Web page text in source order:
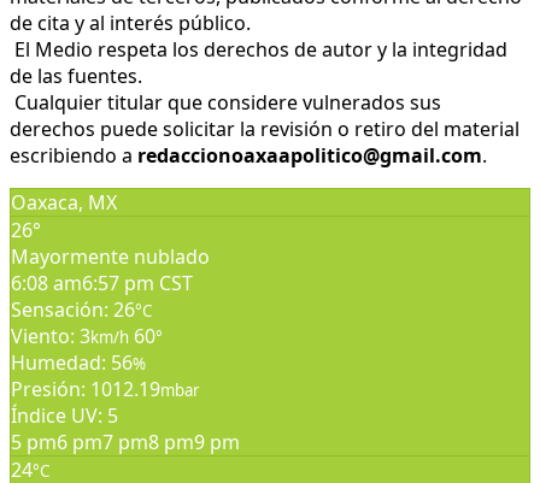
de cita y al interés público.
El Medio respeta los derechos de autor y la integridad
de las fuentes.
Cualquier titular que considere vulnerados sus
derechos puede solicitar la revisión o retiro del material
escribiendo a redaccionoaxaapolitico@gmail.com.
Oaxaca, MX
26°
Mayormente nublado
6:08 am6:57 pm CST
Sensación: 26°C
Viento: 3km/h 60°
Humedad: 56%
Presión: 1012.19mbar
Índice UV: 5
5 pm6 pm7 pm8 pm9 pm
24°C